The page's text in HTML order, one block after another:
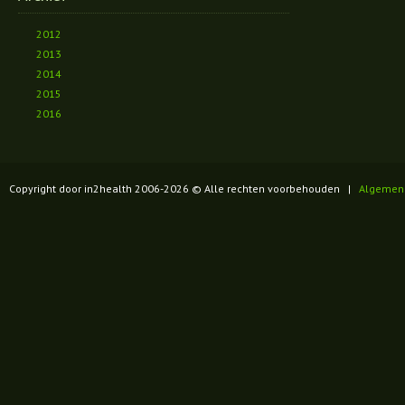
2012
2013
2014
2015
2016
Copyright door in2health 2006-2026 © Alle rechten voorbehouden |